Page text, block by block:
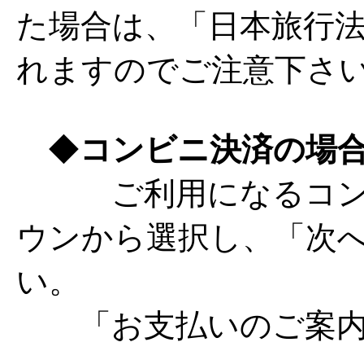
た場合は、「日本旅行
れますのでご注意下さ
◆コンビニ決済の場
ご利用になるコン
ウンから選択し、「次
い。
「お支払いのご案内